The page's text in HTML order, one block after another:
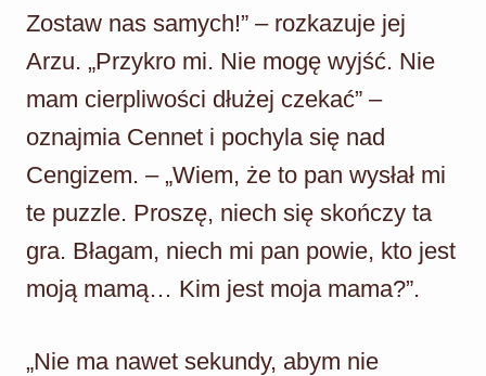
Zostaw nas samych!” – rozkazuje jej
Arzu. „Przykro mi. Nie mogę wyjść. Nie
mam cierpliwości dłużej czekać” –
oznajmia Cennet i pochyla się nad
Cengizem. – „Wiem, że to pan wysłał mi
te puzzle. Proszę, niech się skończy ta
gra. Błagam, niech mi pan powie, kto jest
moją mamą… Kim jest moja mama?”.
„Nie ma nawet sekundy, abym nie